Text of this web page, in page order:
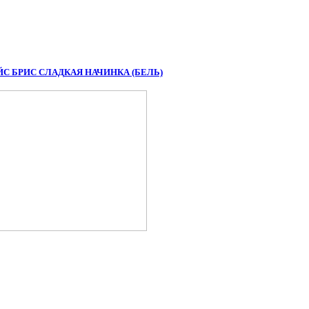
БРИС СЛАДКАЯ НАЧИНКА (БЕЛЬ)